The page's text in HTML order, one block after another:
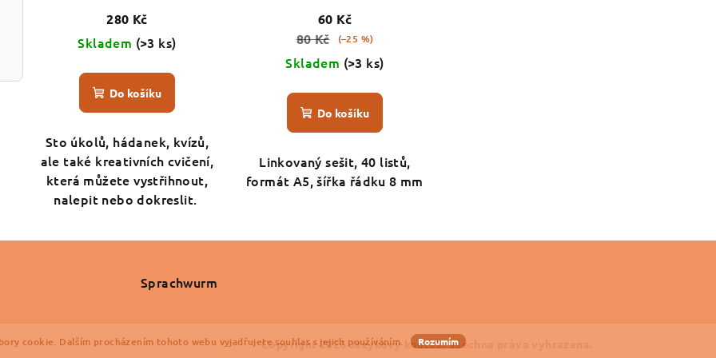
cookie. Dalším procházením tohoto webu vyjadřujete souhlas s jejich používáním. Rozumím
280 Kč
Skladem (>3 ks)
Do košíku
Sto úkolů, hádanek, kvízů,
ale také kreativních cvičení,
která můžete vystřihnout,
nalepit nebo dokreslit.
60 Kč
80 Kč
(–25 %)
Skladem (>3 ks)
Do košíku
Linkovaný sešit, 40 listů,
formát A5, šířka řádku 8 mm
Sprachwurm
Copyright 2026Jazykový koutek. Všechna práva vyhrazena.